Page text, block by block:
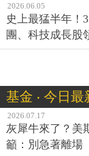
2026.06.05
史上最猛半年！
團、科技成長股
基金 ‧ 今日最
2026.07.17
灰犀牛來了？美
籲：別急著離場